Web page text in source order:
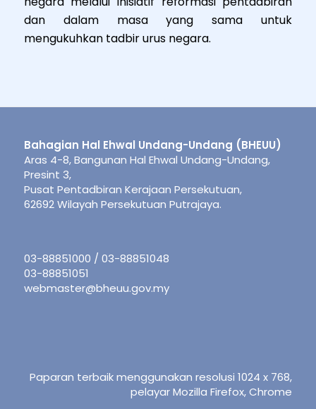
dan dalam masa yang sama untuk
mengukuhkan tadbir urus negara.
Bahagian Hal Ehwal Undang-Undang (BHEUU)
Aras 4-8, Bangunan Hal Ehwal Undang-Undang,
Presint 3,
Pusat Pentadbiran Kerajaan Persekutuan,
62692 Wilayah Persekutuan Putrajaya.
03-88851000 / 03-88851048
03-88851051
webmaster@bheuu.gov.my
Paparan terbaik menggunakan resolusi 1024 x 768,
pelayar Mozilla Firefox, Chrome